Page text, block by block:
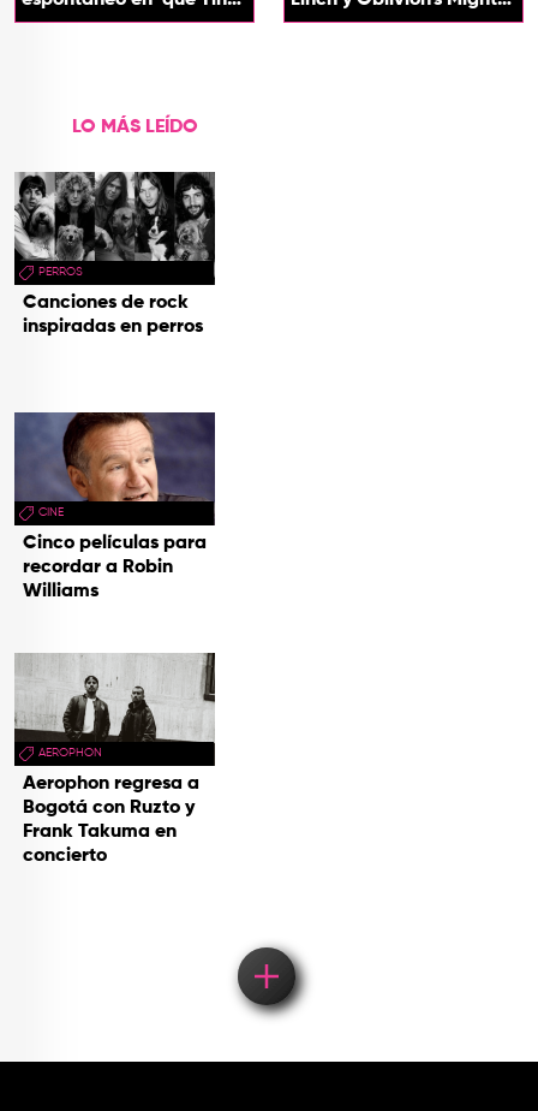
que Tan'
Trash
LO MÁS LEÍDO
PERROS
Canciones de rock
inspiradas en perros
CINE
Cinco películas para
recordar a Robin
Williams
AEROPHON
Aerophon regresa a
Bogotá con Ruzto y
Frank Takuma en
concierto